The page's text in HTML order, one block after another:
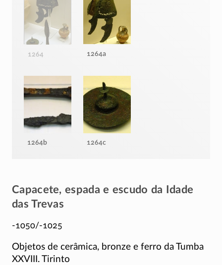
1264 1264a
1264b 1264c
Capacete, espada e escudo da Idade
das Trevas
-1050/-1025
Objetos de cerâmica, bronze e ferro da Tumba
XXVIII. Tirinto